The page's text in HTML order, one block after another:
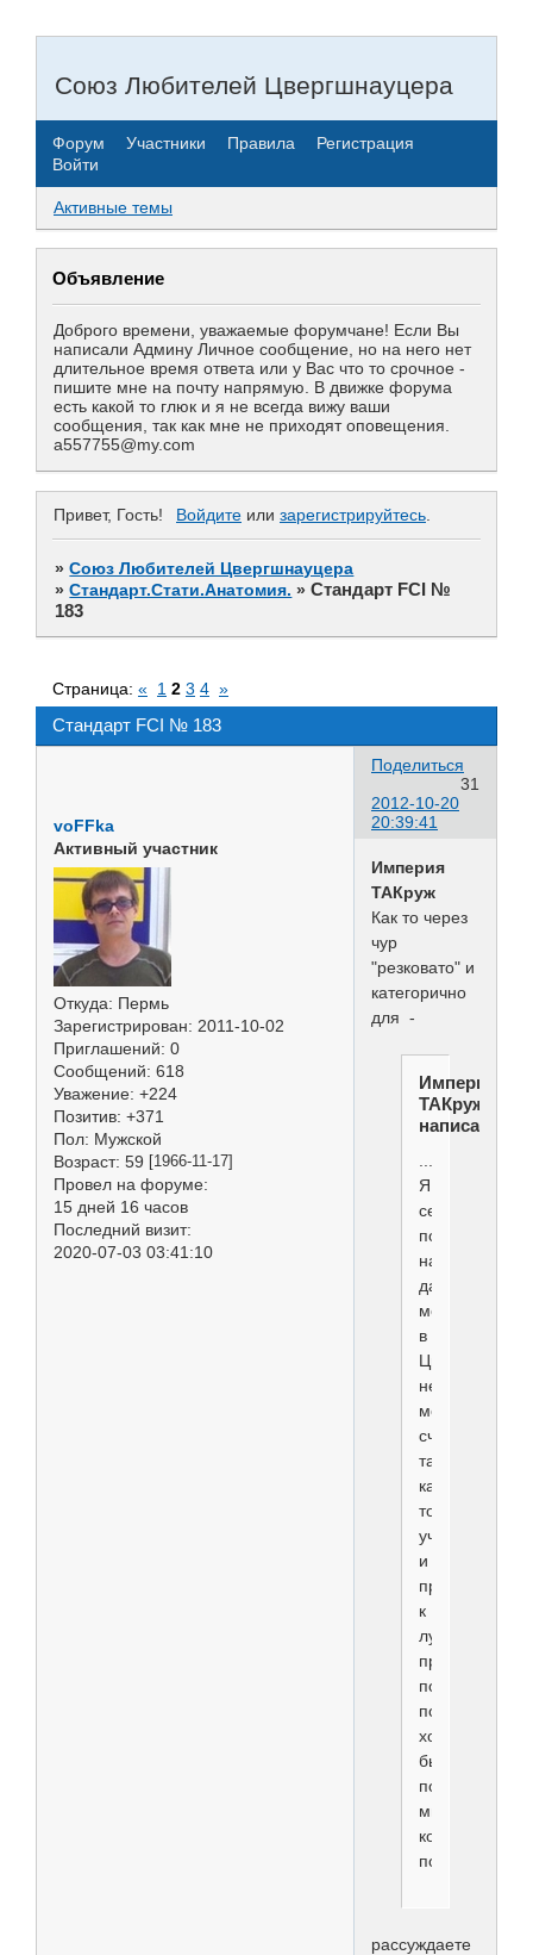
Союз Любителей Цвергшнауцера
Форум Участники Правила
Регистрация
Войти
Активные темы
Объявление
Доброго времени, уважаемые форумчане! Если Вы
написали Админу Личное сообщение, но на него нет
длительное время ответа или у Вас что то срочное -
пишите мне на почту напрямую. В движке форума
есть какой то глюк и я не всегда вижу ваши
сообщения, так как мне не приходят оповещения.
a557755@my.com
Привет, Гость! Войдите или зарегистрируйтесь.
»Союз Любителей Цвергшнауцера
»Стандарт.Стати.Анатомия. »Стандарт FCI №
183
Стандарт FCI № 183
Страница: « 1 2 3 4 »
Поделиться
31
2012-10-20
20:39:41
voFFka
Активный участник
Откуда: Пермь
Зарегистрирован: 2011-10-02
Приглашений: 0
Сообщений: 618
Уважение: +224
Позитив: +371
Пол: Мужской
Возраст: 59 [1966-11-17]
Провел на форуме:
15 дней 16 часов
Последний визит:
2020-07-03 03:41:10
Империя
ТАКруж
Как то через
чур
"резковато" и
категорично
для -
Империя
ТАКруж
написал(а):
.......................
Я
себя
породником
на
данный
момент
в
Цвергах
не
могу
считать,
так
как
только
учусь
и
к
лучшим
породы,
поэтому
хотелось
бы
послушать
мнение
корифеев
рассуждаете